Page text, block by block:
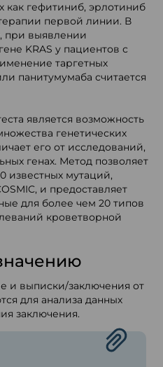
как гефитиниб, эрлотиниб
первой линии. В
при выявлении
KRAS у пациентов с
таргетных
панитумумаба считается
является возможность
генетических
его от исследований,
генах. Метод позволяет
известных мутаций,
и предоставляет
для более чем 20 типов
кроветворной
и выписки/заключения от
для анализа данных
заключения.